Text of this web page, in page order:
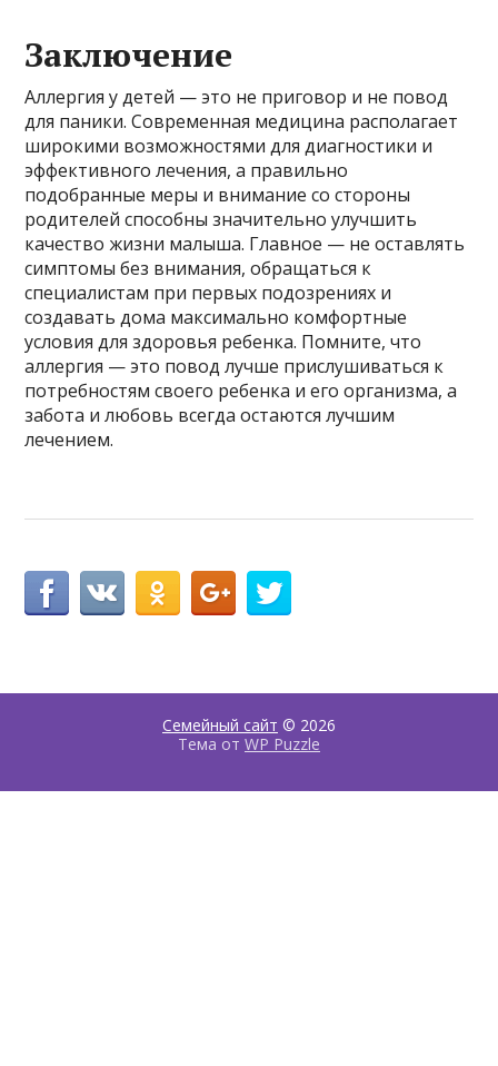
Заключение
Аллергия у детей — это не приговор и не повод
для паники. Современная медицина располагает
широкими возможностями для диагностики и
эффективного лечения, а правильно
подобранные меры и внимание со стороны
родителей способны значительно улучшить
качество жизни малыша. Главное — не оставлять
симптомы без внимания, обращаться к
специалистам при первых подозрениях и
создавать дома максимально комфортные
условия для здоровья ребенка. Помните, что
аллергия — это повод лучше прислушиваться к
потребностям своего ребенка и его организма, а
забота и любовь всегда остаются лучшим
лечением.
Семейный сайт © 2026
Тема от WP Puzzle